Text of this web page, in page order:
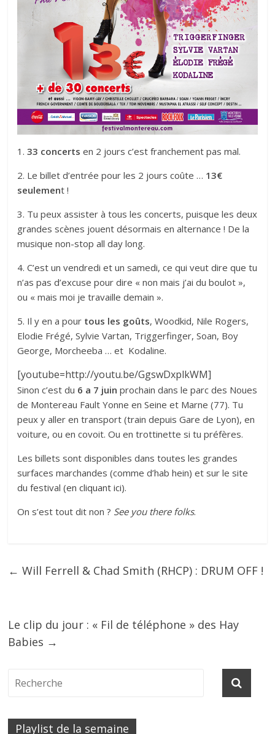
1.33 concerts en 2 jours c’est franchement pas mal.
2. Le billet d’entrée pour les 2 jours coûte … 13€
seulement !
3. Tu peux assister à tous les concerts, puisque les deux
grandes scènes jouent désormais en alternance ! De la
musique non-stop all day long.
4. C’est un vendredi et un samedi, ce qui veut dire que tu
n’as pas d’excuse pour dire « non mais j’ai du boulot »,
ou « mais moi je travaille demain ».
5. Il y en a pour tous les goûts, Woodkid, Nile Rogers,
Elodie Frégé, Sylvie Vartan, Triggerfinger, Soan, Boy
George, Morcheeba … et Kodaline.
[youtube=http://youtu.be/GgswDxplkWM]
Sinon c’est du 6 a 7 juin prochain dans le parc des Noues
de Montereau Fault Yonne en Seine et Marne (77). Tu
peux y aller en transport (train depuis Gare de Lyon), en
voiture, ou en covoit. Ou en trottinette si tu préfères.
Les billets sont disponibles dans toutes les grandes
surfaces marchandes (comme d’hab hein) et sur le site
du festival (en cliquant ici).
On s’est tout dit non ? See you there folks.
← Will Ferrell & Chad Smith (RHCP) : DRUM OFF !
Le clip du jour : « Fil de téléphone » des Hay
Babies →
Playlist de la semaine